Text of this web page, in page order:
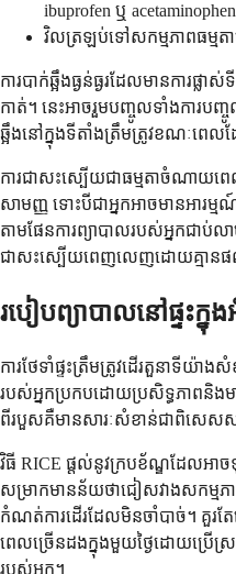
ibuprofen ឬ acetaminophen
វិលត្រឡប់ទៅសកម្មភាពធម្មតា
ការបាក់ឆ្អឹងធ្ងន់ធ្ងរដែលមានការផ្ល
កាត់។ នេះអាចរួមបញ្ចូលទាំងការប
ឆ្អឹងនៅក្នុងទីតាំងត្រឹមត្រូវខណៈពេ
ការជាសះស្បើយជាធម្មតាចំណាយព
សាមញ្ញ ទោះបីជាអ្នកអាចមានអារ
តាមផែនការព្យាបាលរបស់អ្នកជាប់
ជាសះស្បើយពេញលេញដោយគ្មានផ
របៀបព្យាបាលនៅផ្ទះក្នុ
ការថែទាំផ្ទះត្រឹមត្រូវដើរតួនាទីយ៉ាងសំ
របស់អ្នកប្រកបដោយប្រសិទ្ធភាពនិងម
ពីរបួសគឺមានសារៈសំខាន់ជាពិសេស
វិធី RICE ផ្តល់នូវក្របខ័ណ្ឌដែលអាច
សម្រាកមានន័យថាជៀសវាងសកម្មភ
កំណត់ការដើរដែលមិនចាំបាច់។ គួរ
ពេលច្រើនដងក្នុងមួយថ្ងៃដោយប្រើស្រ
របស់អ្នក។